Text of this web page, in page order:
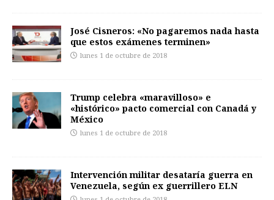
José Cisneros: «No pagaremos nada hasta
que estos exámenes terminen»
lunes 1 de octubre de 2018
Trump celebra «maravilloso» e
«histórico» pacto comercial con Canadá y
México
lunes 1 de octubre de 2018
Intervención militar desataría guerra en
Venezuela, según ex guerrillero ELN